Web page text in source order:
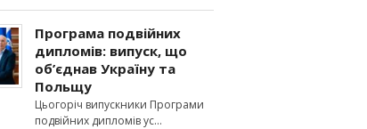
Програма подвійних
дипломів: випуск, що
об’єднав Україну та
Польщу
Цьогоріч випускники Програми
подвійних дипломів ус